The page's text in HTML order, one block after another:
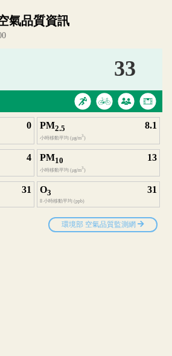
具為視覺預覽，完整即時空